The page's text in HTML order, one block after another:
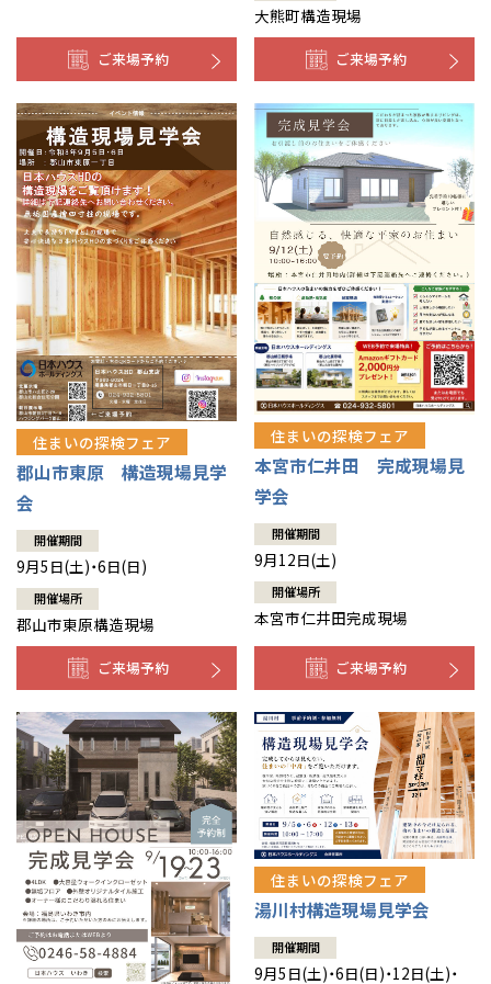
ご来場予約
大熊町構造現場
ご来場予約
住まいの探検フェア
郡山市東原 構造現場見学
会
開催期間
9月5日(土)・6日(日)
開催場所
郡山市東原構造現場
ご来場予約
住まいの探検フェア
本宮市仁井田 完成現場見
学会
開催期間
9月12日(土)
開催場所
本宮市仁井田完成現場
ご来場予約
住まいの探検フェア
湯川村構造現場見学会
開催期間
9月5日(土)・6日(日)・12日(土)・
山口
高知
鹿児島
沖縄